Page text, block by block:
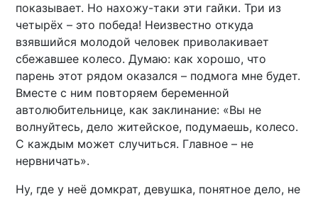
показывает. Но нахожу-таки эти гайки. Три из
четырёх – это победа! Неизвестно откуда
взявшийся молодой человек приволакивает
сбежавшее колесо. Думаю: как хорошо, что
парень этот рядом оказался – подмога мне будет.
Вместе с ним повторяем беременной
автолюбительнице, как заклинание: «Вы не
волнуйтесь, дело житейское, подумаешь, колесо.
С каждым может случиться. Главное – не
нервничать».
Ну, где у неё домкрат, девушка, понятное дело, не